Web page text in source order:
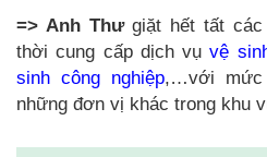
=> Anh Thưgiặt hết tất các
thời cung cấp dịch vụvệ
sinh công nghiệp,…với mức
những đơn vị khác trong khu